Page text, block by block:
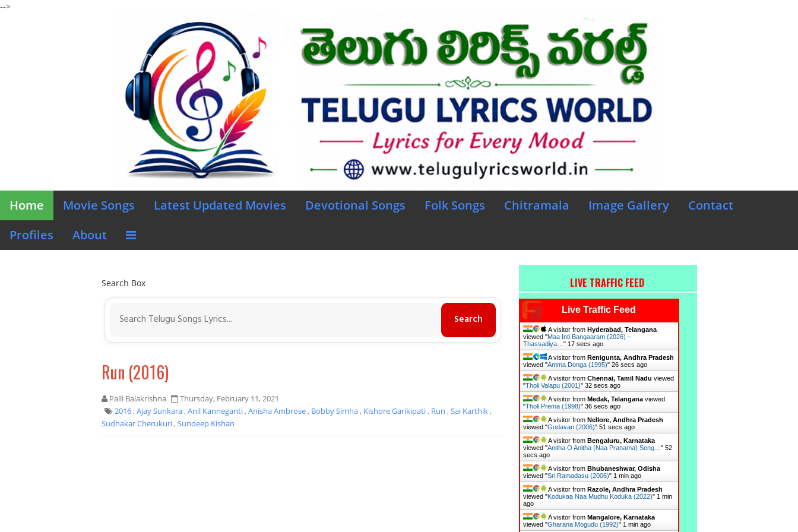
-->
Home Movie Songs Latest Updated Movies Devotional Songs Folk Songs Chitramala Image Gallery
Contact
Profiles
About
Search Box
Run (2016)
Palli Balakrishna
Thursday, February 11, 2021
2016,Ajay Sunkara,Anil Kanneganti,Anisha Ambrose, Bobby Simha, Kishore Garikipati, Run ,Sai Karthik,
Sudhakar Cherukuri,Sundeep Kishan
LIVE TRAFFIC FEED
Live Traffic Feed
A visitor from Hyderabad, Telangana
viewed "Maa Inti Bangaaram (2026) –
Thassadiya… " 18 secs ago
A visitor from Renigunta, Andhra Pradesh
viewed "Amma Donga (1995)" 27 secs ago
A visitor from Chennai, Tamil Nadu viewed
"Tholi Valapu (2001)" 33 secs ago
A visitor from Medak, Telanganaviewed
"Tholi Prema (1998)" 37 secs ago
A visitor from Nellore, Andhra Pradesh
viewed "Godavari (2006)" 52 secs ago
A visitor from Bengaluru, Karnataka
viewed "Anitha O Anitha (Naa Pranama) Song… " 53
secs ago
A visitor from Bhubaneshwar, Odisha
viewed "Sri Ramadasu (2006)" 1 min ago
A visitor from Razole, Andhra Pradesh
viewed "Kodukaa Naa Mudhu Koduka (2022)" 1 min
ago
A visitor from Mangalore, Karnataka
viewed "Gharana Mogudu (1992)" 1 min ago